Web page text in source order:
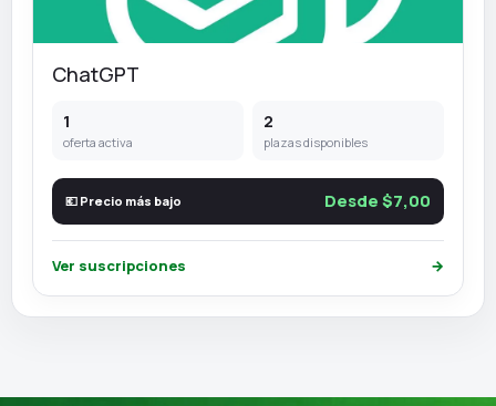
ChatGPT
1
oferta activa
2
plazas disponibles
💶 Precio más bajo Desde $7,00
Ver suscripciones →